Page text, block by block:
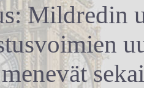
Mildredin